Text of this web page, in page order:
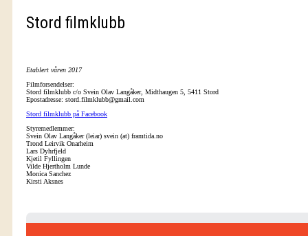
Stord filmklubb
Etablert våren 2017
Filmforsendelser:
Stord filmklubb c/o Svein Olav Langåker, Midthaugen 5, 5411 Stord
Epostadresse: stord.filmklubb@gmail.com
Stord filmklubb på Facebook
Styremedlemmer:
Svein Olav Langåker (leiar) svein (at) framtida.no
Trond Leirvik Onarheim
Lars Dyhrfjeld
Kjetil Fyllingen
Vilde Hjertholm Lunde
Monica Sanchez
Kirsti Aksnes